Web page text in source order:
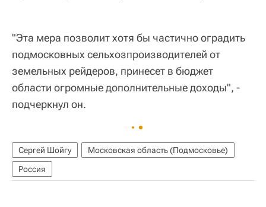
"Эта мера позволит хотя бы частично оградить
подмосковных сельхозпроизводителей от
земельных рейдеров, принесет в бюджет
области огромные дополнительные доходы", -
подчеркнул он.
Сергей Шойгу
Московская область (Подмосковье)
Россия